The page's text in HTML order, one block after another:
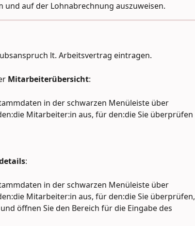
auf der Lohnabrechnung auszuweisen.
lt. Arbeitsvertrag eintragen.
Mitarbeiterübersicht:
in der schwarzen Menüleiste über
Mitarbeiter:in aus, für den:die Sie überprüfen
:
in der schwarzen Menüleiste über
Mitarbeiter:in aus, für den:die Sie überprüfen,
öffnen Sie den Bereich für die Eingabe des